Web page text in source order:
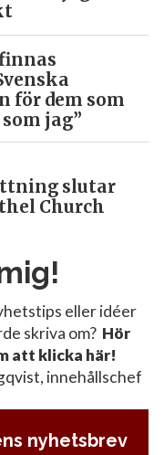
för dem som
jag”
slutar
Church
eller idéer
skriva om? Hör
att klicka här!
innehållschef
nyhetsbrev